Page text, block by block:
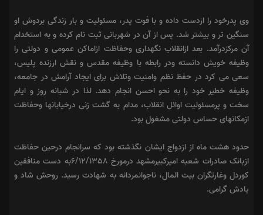
وی پدرخود را ازدست داده و با فوت پدر، مسئولیت و بار زندگی بردوش او
سنگین تر و بیشتر شد. پس از آن در شهربانی ثبت نام کرده و به استخدام
آن مرکزدرآمد. بعد ازانقلاب نگهداری وحفاظت ازاماکن عمومی و دولتی را
وظیفه خویش دانسته ودر رابطه با وظیفه مقدس و نقش ارزنده پلیس،
سعی می کرد در حفظ نظم وامنیت وتلاش برای ایجاد آرامش در جامعه،
وظیفه خطیر خود را به نحو احسن انجام دهد. لذا در شبانه روز و ایام
سخت و پرمسئولیت اوائل انقلاب، مدام به گشت زنی درخیابانها وحفاظت
ازمکانهای حساس دولتی مشغول بود.
حدود هشت ماه از ازدواج ایشان نگذشته بود که سرانجام درحین حفاظت
ازبانک صادرات شعبه امیرکبیرمشهد درمورخ 6/12/1358به دست منافقین
کوردل وغارتگران بیت المال، ناجوانمردانه به شهادت رسید. روحش شاد و
یادش گرامی.